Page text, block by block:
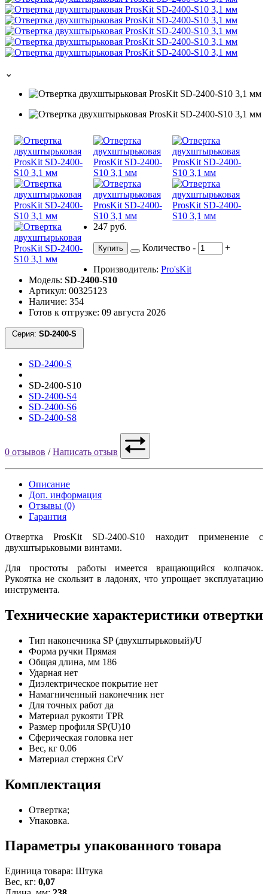
⌄
247 руб.
Купить Количество - +
Производитель: Pro'sKit
Модель: SD-2400-S10
Артикул: 00325123
Наличие: 354
Готов к отгрузке: 09 августа 2026
Серия:
SD-2400-S
SD-2400-S10
SD-2400-S4
SD-2400-S6
SD-2400-S8
0 отзывов /Написать отзыв
Описание
Доп. информация
Отзывы (0)
Гарантия
Отвертка ProsKit SD-2400-S10 находит применение с
двухштырьковыми винтами.
Для простоты работы имеется вращающийся колпачок.
Рукоятка не скользит в ладонях, что упрощает эксплуатацию
инструмента.
Технические характеристики отвертки
Тип наконечника SP (двухштырьковый)/U
Форма ручки Прямая
Общая длина, мм 186
Ударная нет
Диэлектрическое покрытие нет
Намагниченный наконечник нет
Для точных работ да
Материал рукояти TPR
Размер профиля SP(U)10
Сферическая головка нет
Вес, кг 0.06
Материал стержня CrV
Комплектация
Отвертка;
Упаковка.
Параметры упакованного товара
Единица товара: Штука
Вес, кг: 0,07